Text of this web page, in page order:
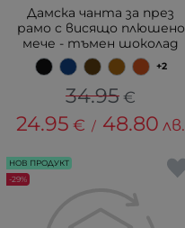
Дамска чанта за през
рамо с висящо плюшено
мече - тъмен шоколад
+2
34.95€
24.95 € / 48.80 лв.
НОВ ПРОДУКТ
-29%